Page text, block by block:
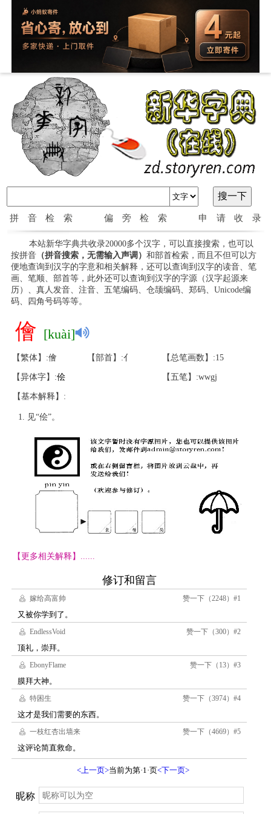
拼音检索 偏旁检索 申请收录
本站新华字典共收录20000多个汉字，可以直接搜索，也可以
按拼音（拼音搜索，无需输入声调） 和部首检索，而且不但可以方
便地查询到汉字的字意和相关解释，还可以查询到汉字的读音、笔
画、笔顺、部首等，此外还可以查询到汉字的字源（汉字起源来
历）、真人发音、注音、五笔编码、仓颉编码、郑码、Unicode编
码、四角号码等等。
儈 [kuài]
【繁体】:儈 【部首】:亻 【总笔画数】:15
【异体字】:侩 【五笔】:wwgj
【基本解释】:
见“侩”。
【更多相关解释】......